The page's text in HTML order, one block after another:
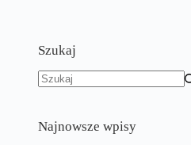
Szukaj
Najnowsze wpisy